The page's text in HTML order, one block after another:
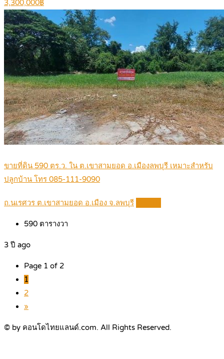
3,300,000฿
ขายที่ดิน 590 ตร.ว. ใน ต.เขาสามยอด อ.เมืองลพบุรี เหมาะสำหรับ
ปลูกบ้าน โทร 085-111-9090
ถ.นเรศวร ต.เขาสามยอด อ.เมือง จ.ลพบุรี
590 ตารางวา
3 ปี ago
Page 1 of 2
1
2
»
© by คอนโดไทยแลนด์.com. All Rights Reserved.